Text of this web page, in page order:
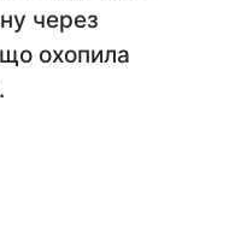
через
охопила